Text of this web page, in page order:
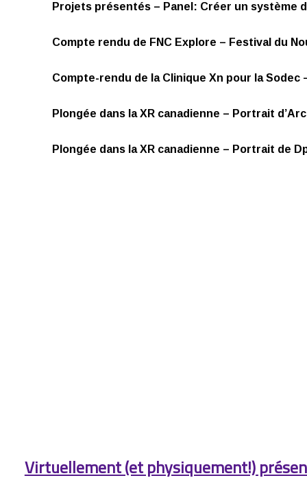
Projets présentés – Panel: Créer un système
Compte rendu de FNC Explore – Festival du
Compte-rendu de la Clinique Xn pour la Sodec
Plongée dans la XR canadienne – Portrait
Plongée dans la XR canadienne – Portrait de
Virtuellement (et physiquement!)